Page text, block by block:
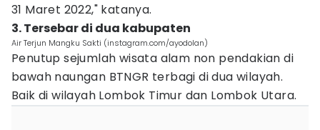
31 Maret 2022," katanya.
3. Tersebar di dua kabupaten
Air Terjun Mangku Sakti (instagram.com/ayodolan)
Penutup sejumlah wisata alam non pendakian di
bawah naungan BTNGR terbagi di dua wilayah.
Baik di wilayah Lombok Timur dan Lombok Utara.